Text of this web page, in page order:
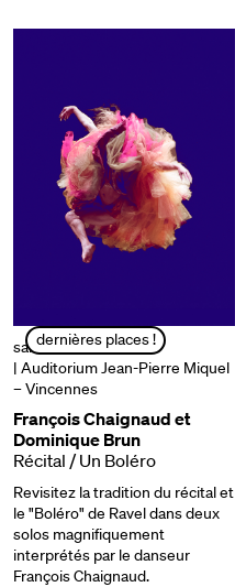
dernières places !
samedi 22 mars | 20h
| Auditorium Jean-Pierre Miquel
– Vincennes
François Chaignaud et
Dominique Brun
Récital / Un Boléro
Revisitez la tradition du récital et
le "Boléro" de Ravel dans deux
solos magnifiquement
interprétés par le danseur
François Chaignaud.